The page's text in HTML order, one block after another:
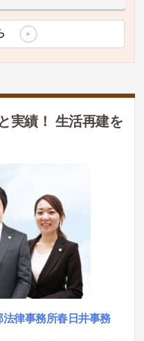
実績！ 生活再建を
律事務所春日井事務